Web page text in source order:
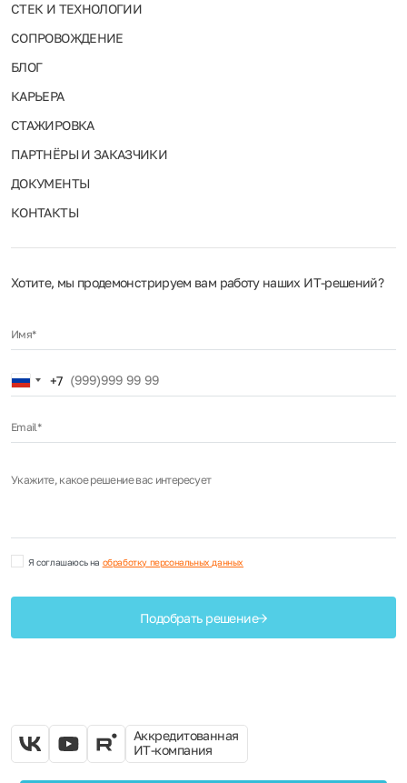
СТЕК И ТЕХНОЛОГИИ
СОПРОВОЖДЕНИЕ
БЛОГ
КАРЬЕРА
СТАЖИРОВКА
ПАРТНЁРЫ И ЗАКАЗЧИКИ
ДОКУМЕНТЫ
КОНТАКТЫ
Хотите, мы продемонстрируем вам работу наших ИТ‑решений?
Имя*
Russia
+7
+7
Email*
Укажите, какое решение вас интересует
Я соглашаюсь на обработку персональных данных
Подобрать решение
Аккредитованная
ИТ-компания